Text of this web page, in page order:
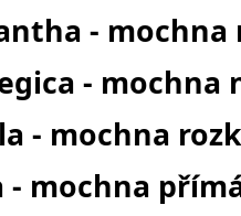
- mochna
- mochna
- mochna
mochna